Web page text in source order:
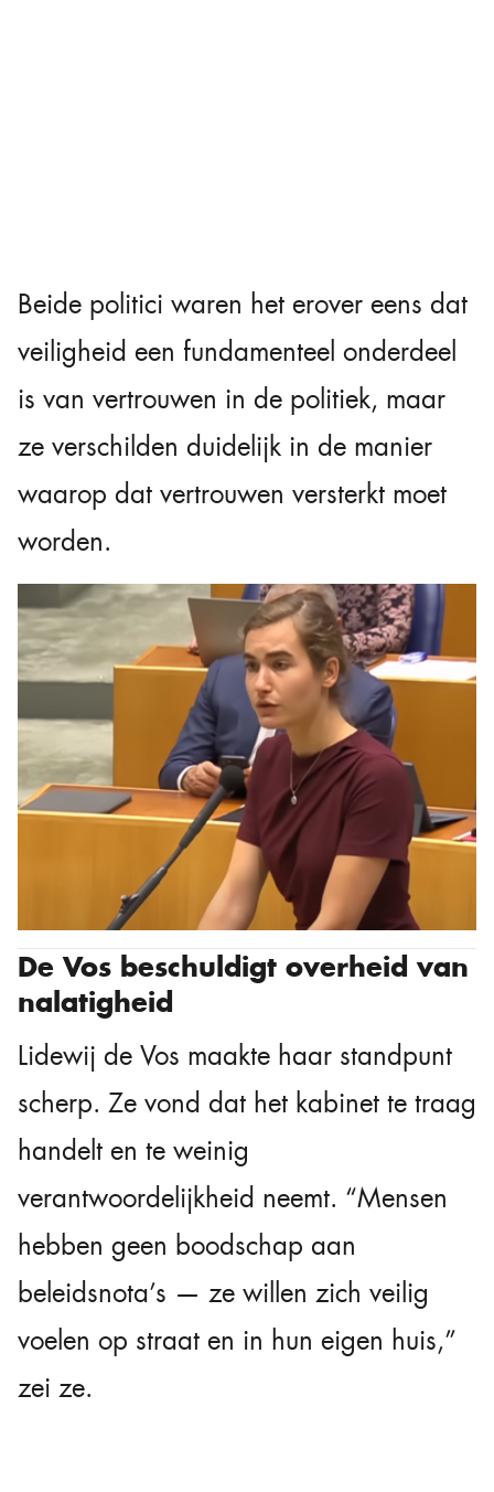
Beide politici waren het erover eens dat
veiligheid een fundamenteel onderdeel
is van vertrouwen in de politiek, maar
ze verschilden duidelijk in de manier
waarop dat vertrouwen versterkt moet
worden.
De Vos beschuldigt overheid van
nalatigheid
Lidewij de Vos maakte haar standpunt
scherp. Ze vond dat het kabinet te traag
handelt en te weinig
verantwoordelijkheid neemt. “Mensen
hebben geen boodschap aan
beleidsnota’s — ze willen zich veilig
voelen op straat en in hun eigen huis,”
zei ze.